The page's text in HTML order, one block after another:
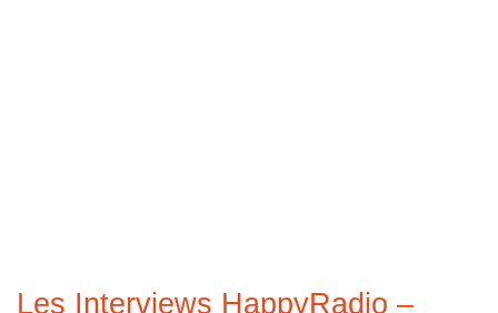
Les Interviews HappyRadio –